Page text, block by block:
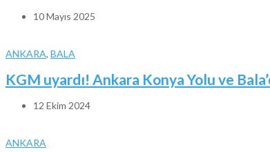
10 Mayıs 2025
ANKARA, BALA
KGM uyardı! Ankara Konya Yolu ve
12 Ekim 2024
ANKARA